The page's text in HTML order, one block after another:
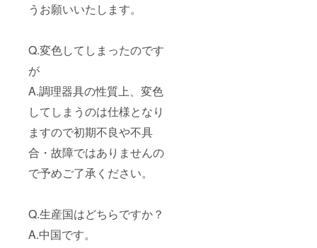
うお願いいたします。
Q.変色してしまったのです
が
A.調理器具の性質上、変色
してしまうのは仕様となり
ますので初期不良や不具
合・故障ではありませんの
で予めご了承ください。
Q.生産国はどちらですか？
A.中国です。